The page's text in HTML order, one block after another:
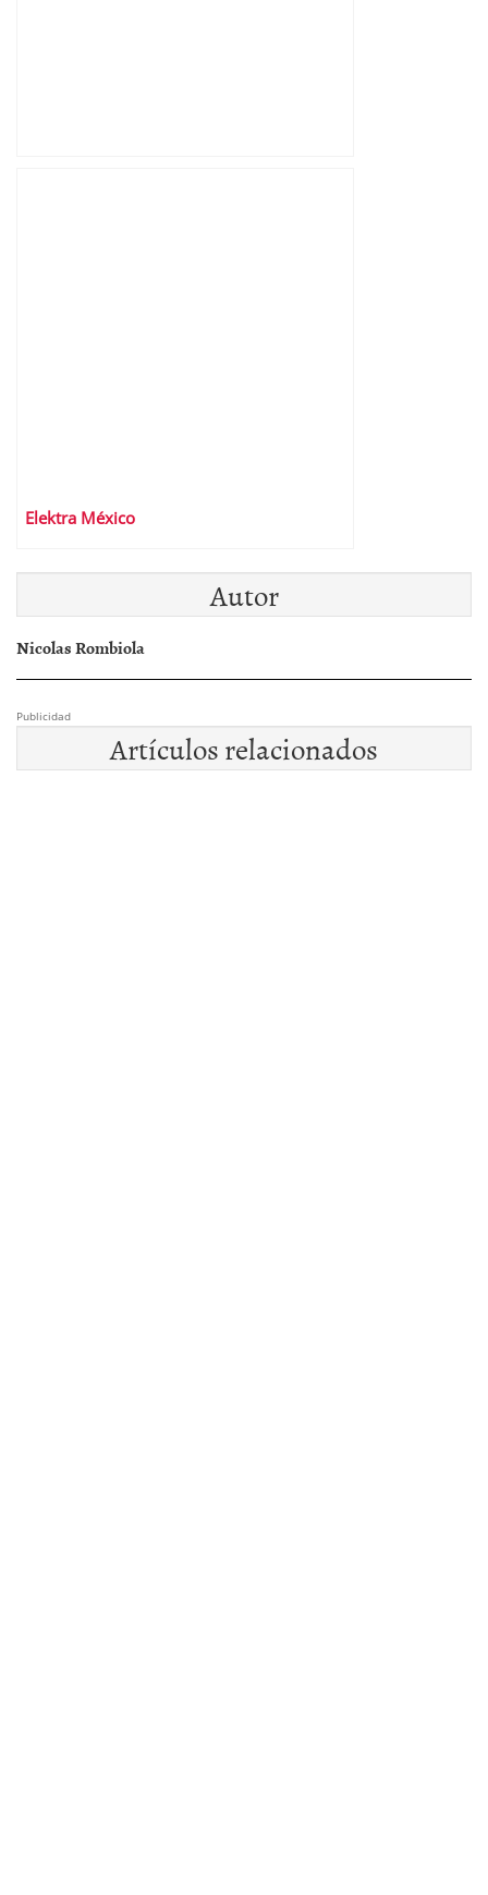
Elektra México
Autor
Nicolas Rombiola
Publicidad
Artículos relacionados